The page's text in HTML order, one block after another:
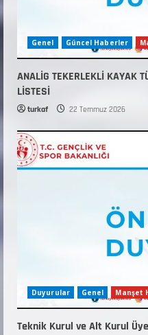
Genel Güncel Haberler
ANALİG TEKERLEKLİ KAYAK
LİSTESİ
turkaf 22 Temmuz 2026
Duyurular Genel Manşet
Teknik Kurul ve Alt Kurul